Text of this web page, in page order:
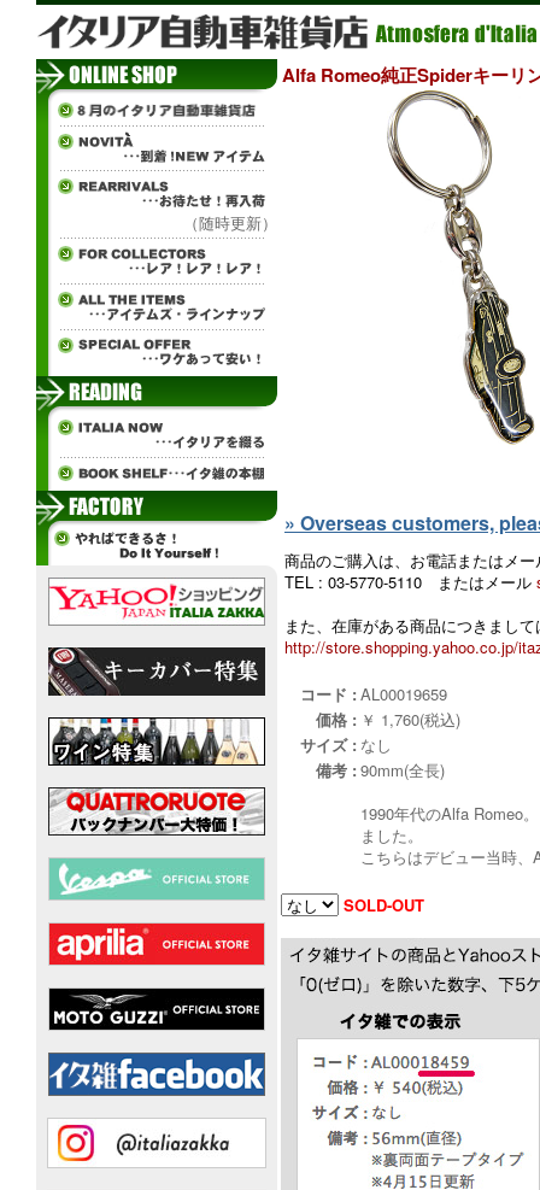
（随時更新）
Alfa Romeo純正Spiderキーリ
» Overseas customers,
商品のご購入は、お電話またはメ
TEL : 03-5770-5110 またはメール
また、在庫がある商品につきまし
http://store.shopping.yahoo.co.jp/
コード : AL00019659
価格 : ￥ 1,760(税込)
サイズ : なし
備考 : 90mm(全長)
1990年代のAlfa Romeo
ました。
こちらはデビュー当時
SOLD-OUT